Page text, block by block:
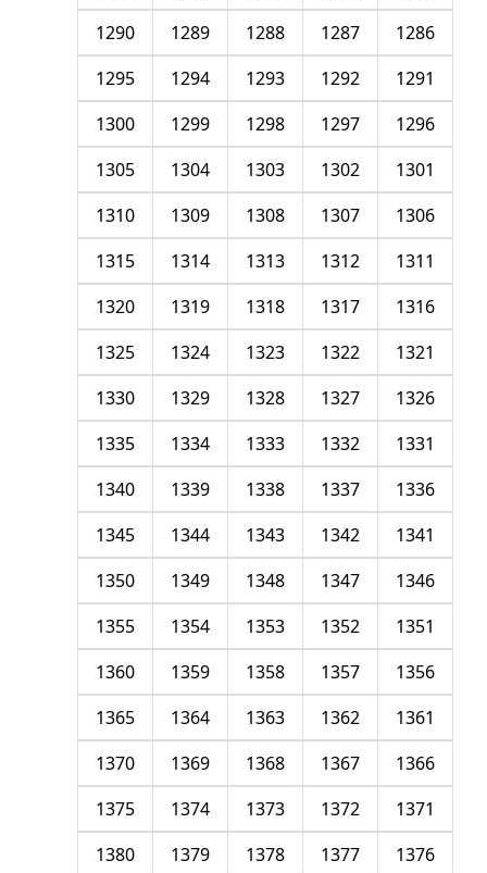
1286
1287
1288
1289
1290
1291
1292
1293
1294
1295
1296
1297
1298
1299
1300
1301
1302
1303
1304
1305
1306
1307
1308
1309
1310
1311
1312
1313
1314
1315
1316
1317
1318
1319
1320
1321
1322
1323
1324
1325
1326
1327
1328
1329
1330
1331
1332
1333
1334
1335
1336
1337
1338
1339
1340
1341
1342
1343
1344
1345
1346
1347
1348
1349
1350
1351
1352
1353
1354
1355
1356
1357
1358
1359
1360
1361
1362
1363
1364
1365
1366
1367
1368
1369
1370
1371
1372
1373
1374
1375
1376
1377
1378
1379
1380